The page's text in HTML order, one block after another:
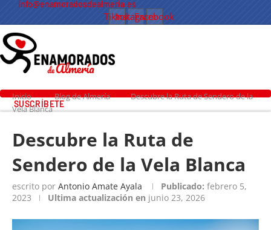
info@enamoradosdealmeria.es
Tiktok
Instagram
Facebook
SUSCRÍBETE
Inicio Blog de Almería
Descubre la Ruta de Sendero de la
Vela Blanca
Descubre la Ruta de
Sendero de la Vela Blanca
escrito por Antonio Amate Ayala Publicado: febrero 5,
2023
Ultima actualización en junio 23, 2026